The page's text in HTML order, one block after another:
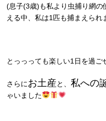
(息子(3歳)も私より虫捕り網の
える中、私は1 匹も捕まえられ
とっっっても楽しい1日を過ご
さらにお土産と、私への
ゃいました